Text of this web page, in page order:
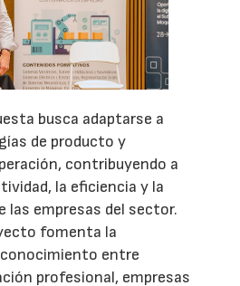
busca adaptarse a
de producto y
contribuyendo a
la eficiencia y la
las empresas del sector.
fomenta la
entre
profesional, empresas